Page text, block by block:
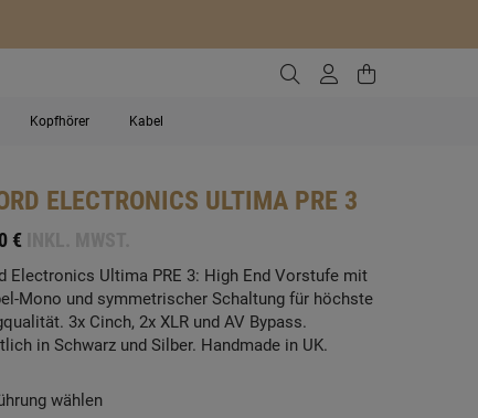
Zur Suche gehen
ZumZum
Kopfhörer Kabel
ELECTRONICS ULTIMA PRE 3
€
Electronics Ultima PRE 3: High End Vorstufe mit
Mono und symmetrischer Schaltung für höchste
3x Cinch, 2x XLR und AV Bypass.
in Schwarz und Silber. Handmade in UK.
wählen